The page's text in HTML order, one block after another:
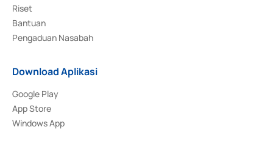
Riset
Bantuan
Pengaduan Nasabah
Download Aplikasi
Google Play
App Store
Windows App